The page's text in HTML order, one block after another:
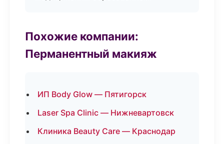
Похожие компании:
Перманентный макияж
ИП Body Glow — Пятигорск
Laser Spa Clinic — Нижневартовск
Клиника Beauty Care — Краснодар